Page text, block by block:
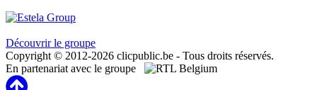
Découvrir le groupe
Copyright © 2012-2026 clicpublic.be - Tous droits réservés.
En partenariat avec le groupe